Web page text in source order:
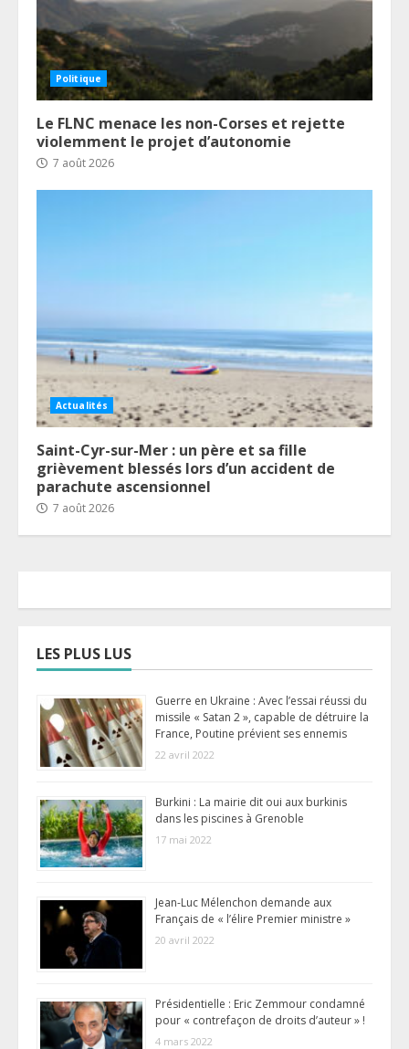
Politique
Le FLNC menace les non-Corses et rejette
violemment le projet d’autonomie
7 août 2026
Actualités
Saint-Cyr-sur-Mer : un père et sa fille
grièvement blessés lors d’un accident de
parachute ascensionnel
7 août 2026
LES PLUS LUS
Guerre en Ukraine : Avec l’essai réussi du
missile « Satan 2 », capable de détruire la
France, Poutine prévient ses ennemis
22 avril 2022
Burkini : La mairie dit oui aux burkinis
dans les piscines à Grenoble
17 mai 2022
Jean-Luc Mélenchon demande aux
Français de « l’élire Premier ministre »
20 avril 2022
Présidentielle : Eric Zemmour condamné
pour « contrefaçon de droits d’auteur » !
4 mars 2022